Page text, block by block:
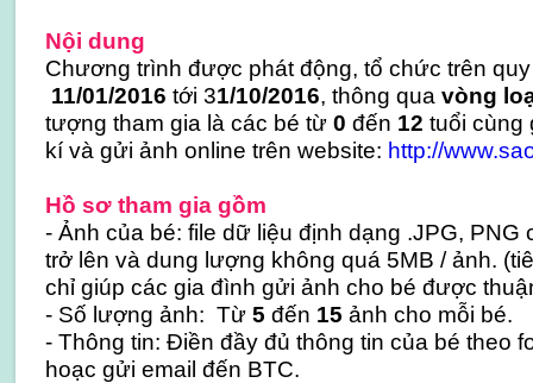
Nội dung
Chương trình được phát động, tổ chức trên
11/01/2016 tới 31/10/2016, thông qua vòng
tượng tham gia là các bé từ 0 đến 12 tuổi cùng
kí và gửi ảnh online trên website: http://
Hồ sơ tham gia gồm
- Ảnh của bé: file dữ liệu định dạng .JPG,
trở lên và dung lượng không quá 5MB / ảnh.
chỉ giúp các gia đình gửi ảnh cho bé được
- Số lượng ảnh: Từ 5 đến 15 ảnh cho mỗi bé.
- Thông tin: Điền đầy đủ thông tin của bé theo
hoạc gửi email đến BTC.